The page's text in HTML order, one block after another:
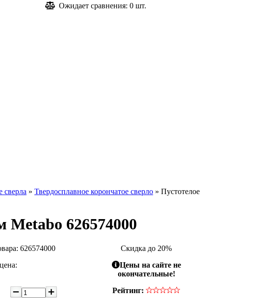
Ожидает сравнения: 0 шт.
сверла » Твердосплавное корончатое сверло » Пустотелое
Metabo 626574000
626574000
Скидка до 20%
Цены на сайте не
окончательные!
Рейтинг: